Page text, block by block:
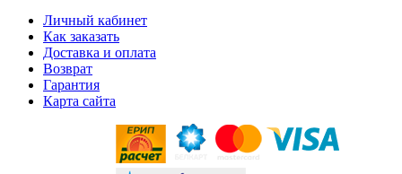
Личный кабинет
Как заказать
Доставка и оплата
Возврат
Гарантия
Карта сайта